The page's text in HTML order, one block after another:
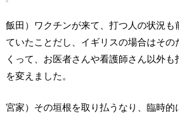
飯田）ワクチンが来て、打つ人の状況も
ていたことだし、イギリスの場合はその
くって、お医者さんや看護師さん以外も
を変えました。
宮家）その垣根を取り払うなり、臨時的